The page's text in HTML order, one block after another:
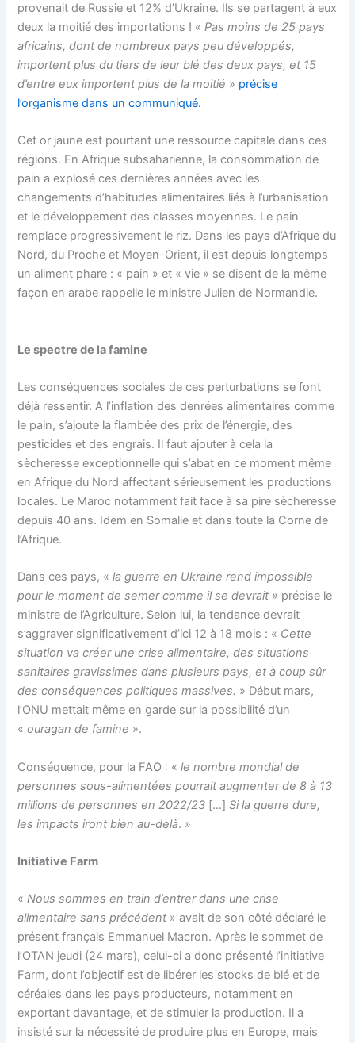
provenait de Russie et 12% d’Ukraine. Ils se partagent à eux
deux la moitié des importations ! «Pas moins de 25 pays
africains, dont de nombreux pays peu développés,
importent plus du tiers de leur blé des deux pays, et 15
d’entre eux importent plus de la moitié » précise
l’organisme dans un communiqué.
Cet or jaune est pourtant une ressource capitale dans ces
régions. En Afrique subsaharienne, la consommation de
pain a explosé ces dernières années avec les
changements d’habitudes alimentaires liés à l’urbanisation
et le développement des classes moyennes. Le pain
remplace progressivement le riz. Dans les pays d’Afrique du
Nord, du Proche et Moyen-Orient, il est depuis longtemps
un aliment phare : « pain » et « vie » se disent de la même
façon en arabe rappelle le ministre Julien de Normandie.
Le spectre de la famine
Les conséquences sociales de ces perturbations se font
déjà ressentir. A l’inflation des denrées alimentaires comme
le pain, s’ajoute la flambée des prix de l’énergie, des
pesticides et des engrais. Il faut ajouter à cela la
sècheresse exceptionnelle qui s’abat en ce moment même
en Afrique du Nord affectant sérieusement les productions
locales. Le Maroc notamment fait face à sa pire sècheresse
depuis 40 ans. Idem en Somalie et dans toute la Corne de
l’Afrique.
Dans ces pays, «la guerre en Ukraine rend impossible
pour le moment de semer comme il se devrait » précise le
ministre de l’Agriculture. Selon lui, la tendance devrait
s’aggraver significativement d’ici 12 à 18 mois : « Cette
situation va créer une crise alimentaire, des situations
sanitaires gravissimes dans plusieurs pays, et à coup sûr
des conséquences politiques massives. » Début mars,
l’ONU mettait même en garde sur la possibilité d’un
«ouragan de famine ».
Conséquence, pour la FAO : «le nombre mondial de
personnes sous-alimentées pourrait augmenter de 8 à 13
millions de personnes en 2022/23 […]Si la guerre dure,
les impacts iront bien au-delà. »
Initiative Farm
«Nous sommes en train d’entrer dans une crise
alimentaire sans précédent » avait de son côté déclaré le
présent français Emmanuel Macron. Après le sommet de
l’OTAN jeudi (24 mars), celui-ci a donc présenté l’initiative
Farm, dont l’objectif est de libérer les stocks de blé et de
céréales dans les pays producteurs, notamment en
exportant davantage, et de stimuler la production. Il a
insisté sur la nécessité de produire plus en Europe, mais